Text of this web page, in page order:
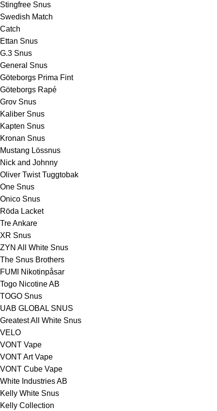
Stingfree Snus
Swedish Match
Catch
Ettan Snus
G.3 Snus
General Snus
Göteborgs Prima Fint
Göteborgs Rapé
Grov Snus
Kaliber Snus
Kapten Snus
Kronan Snus
Mustang Lössnus
Nick and Johnny
Oliver Twist Tuggtobak
One Snus
Onico Snus
Röda Lacket
Tre Ankare
XR Snus
ZYN All White Snus
The Snus Brothers
FUMI Nikotinpåsar
Togo Nicotine AB
TOGO Snus
UAB GLOBAL SNUS
Greatest All White Snus
VELO
VONT Vape
VONT Art Vape
VONT Cube Vape
White Industries AB
Kelly White Snus
Kelly Collection